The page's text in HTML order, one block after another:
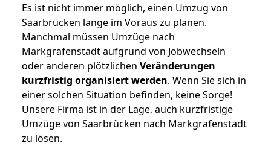
Es ist nicht immer möglich, einen Umzug von
Saarbrücken lange im Voraus zu planen.
Manchmal müssen Umzüge nach
Markgrafenstadt aufgrund von Jobwechseln
oder anderen plötzlichen Veränderungen
kurzfristig organisiert werden. Wenn Sie sich in
einer solchen Situation befinden, keine Sorge!
Unsere Firma ist in der Lage, auch kurzfristige
Umzüge von Saarbrücken nach Markgrafenstadt
zu lösen.